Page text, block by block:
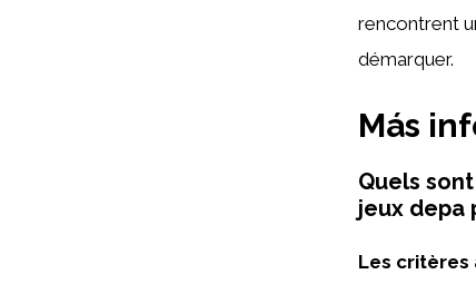
rencontrent
démarquer.
Más
Quels
jeux depa
Les critères